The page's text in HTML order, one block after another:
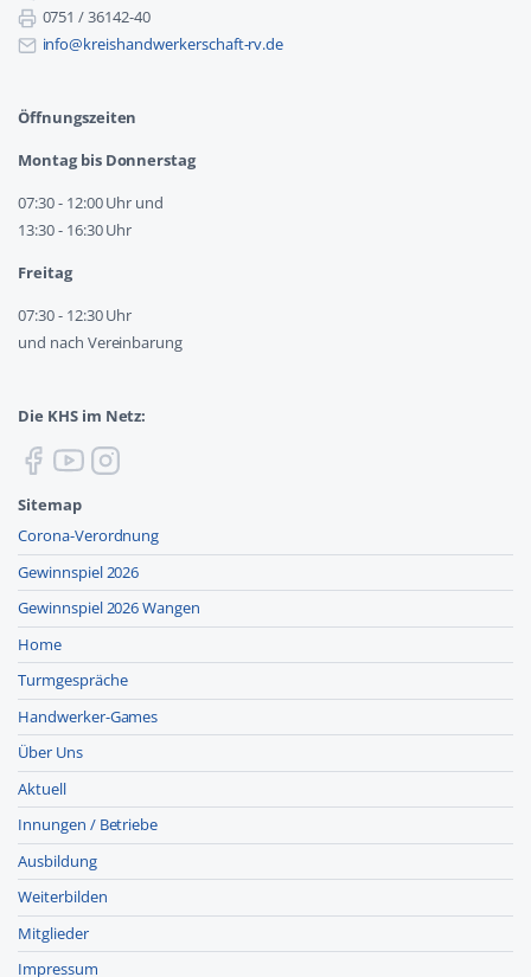
0751 / 36142-40
info@kreishandwerkerschaft-rv.de
Öffnungszeiten
Montag bis Donnerstag
07:30 - 12:00 Uhr und
13:30 - 16:30 Uhr
Freitag
07:30 - 12:30 Uhr
und nach Vereinbarung
Die KHS im Netz:
Sitemap
Corona-Verordnung
Gewinnspiel 2026
Gewinnspiel 2026 Wangen
Home
Turmgespräche
Handwerker-Games
Über Uns
Aktuell
Innungen / Betriebe
Ausbildung
Weiterbilden
Mitglieder
Impressum